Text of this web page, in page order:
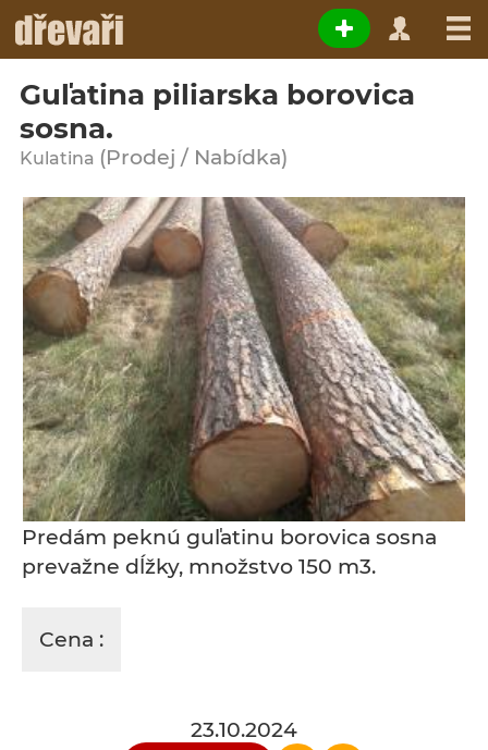
Guľatina piliarska borovica
sosna.
Kulatina (Prodej / Nabídka)
Predám peknú guľatinu borovica sosna
prevažne dĺžky, množstvo 150 m3.
Cena :
23.10.2024